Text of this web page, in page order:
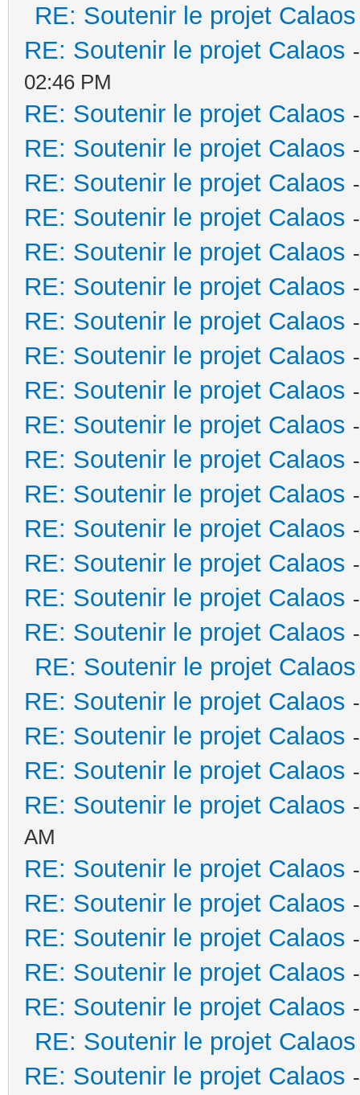
RE: Soutenir le projet Calaos
RE: Soutenir le projet Calaos
02:46 PM
RE: Soutenir le projet Calaos
RE: Soutenir le projet Calaos
RE: Soutenir le projet Calaos
RE: Soutenir le projet Calaos
RE: Soutenir le projet Calaos
RE: Soutenir le projet Calaos
RE: Soutenir le projet Calaos
RE: Soutenir le projet Calaos
RE: Soutenir le projet Calaos
RE: Soutenir le projet Calaos
RE: Soutenir le projet Calaos
RE: Soutenir le projet Calaos
RE: Soutenir le projet Calaos
RE: Soutenir le projet Calaos
RE: Soutenir le projet Calaos
RE: Soutenir le projet Calaos
RE: Soutenir le projet Calaos
RE: Soutenir le projet Calaos
RE: Soutenir le projet Calaos
RE: Soutenir le projet Calaos
RE: Soutenir le projet Calaos
AM
RE: Soutenir le projet Calaos
RE: Soutenir le projet Calaos
RE: Soutenir le projet Calaos
RE: Soutenir le projet Calaos
RE: Soutenir le projet Calaos
RE: Soutenir le projet Calaos
RE: Soutenir le projet Calaos